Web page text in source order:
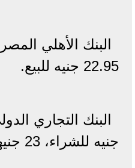
22.95 جنيه للبيع.
جنيه للشراء، 23 جنيها للبيع.